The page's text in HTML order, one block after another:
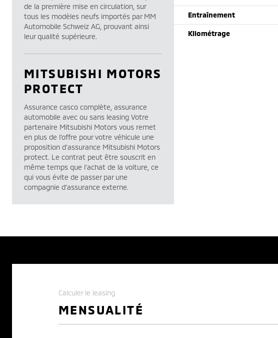
Entraînement
Kilométrage
de la première mise en circulation, sur
tous les modèles neufs importés par MM
Automobile Schweiz AG, prouvant ainsi
leur qualité supérieure.
MITSUBISHI MOTORS
PROTECT
Assurance casco complète, assurance
automobile avec ou sans leasing Votre
partenaire Mitsubishi Motors vous remet
en plus de l’offre pour votre véhicule une
proposition d’assurance Mitsubishi Motors
protect. Le contrat peut être souscrit en
même temps que l’achat de la voiture, ce
qui vous évite de passer par une
compagnie d’assurance externe.
Calculer le leasing
MENSUALITÉ